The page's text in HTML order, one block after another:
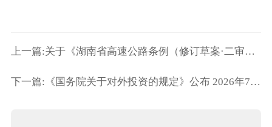
上一篇:关于《湖南省高速公路条例（修订草案·二审修改稿）》《湖南省社
下一篇:《国务院关于对外投资的规定》公布 2026年7月1日起施行